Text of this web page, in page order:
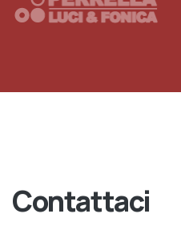
Contattaci